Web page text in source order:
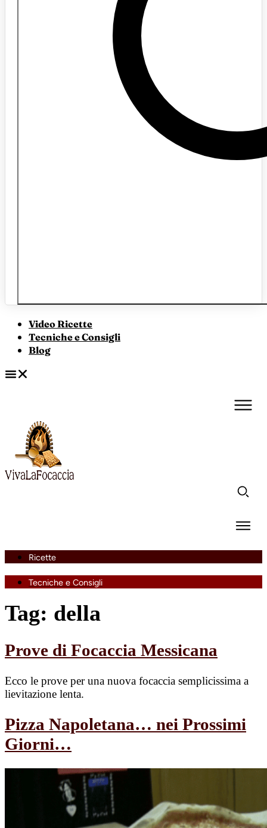
Video Ricette
Tecniche e Consigli
Blog
Ricette
Tecniche e Consigli
Tag: della
Prove di Focaccia Messicana
Ecco le prove per una nuova focaccia semplicissima a
lievitazione lenta.
Pizza Napoletana… nei Prossimi
Giorni…